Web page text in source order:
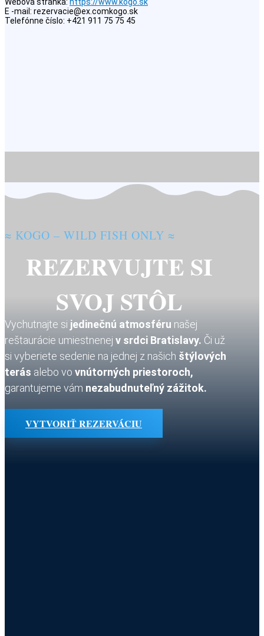
E -mail: rezervacie@ex.comkogo.sk
Telefónne číslo: +421 911 75 75 45
≈ KOGO – WILD FISH ONLY ≈
REZERVUJTE SI
SVOJ STÔL
Vychutnajte si jedinečnú atmosféru našej
reštaurácie umiestnenej v srdci Bratislavy. Či už
si vyberiete sedenie na jednej z našich štýlových
terás alebo vo vnútorných priestoroch,
garantujeme vám nezabudnuteľný zážitok.
VYTVORIŤ REZERVÁCIU